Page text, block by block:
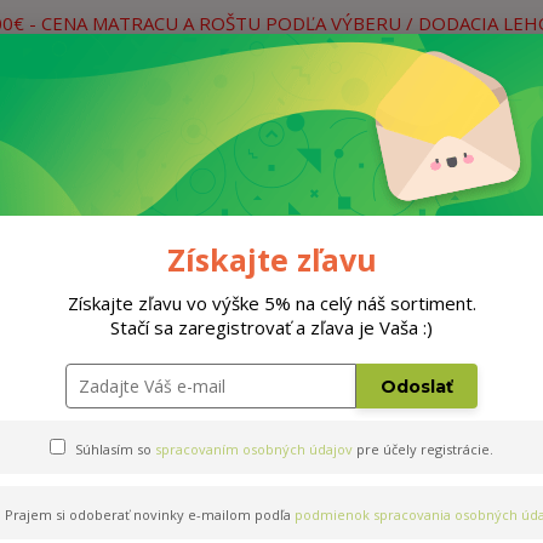
- CENA MATRACU A ROŠTU PODĽA VÝBERU / DODACIA
Hľadať
Neviete si rady? Zavolajte.
Rošty Doplnky Postele
Získajte zľavu
Získajte zľavu vo výške 5% na celý náš sortiment.
Stačí sa zaregistrovať a zľava je Vaša :)
Odoslať
Súhlasím so spracovaním osobných údajov pre účely registrácie.
Prajem si odoberať novinky e-mailom podľa podmienok spracovania osobných